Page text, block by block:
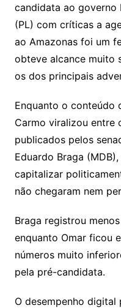
candidata ao governo
(PL) com críticas a
ao Amazonas foi um
obteve alcance muito
os dos principais
Enquanto o conteúdo
Carmo viralizou entre
publicados pelos
Eduardo Braga
capitalizar
não chegaram nem
Braga registrou
enquanto Omar ficou
números muito
pela pré-candidata.
O desempenho